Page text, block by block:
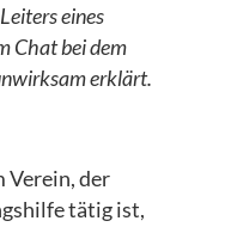
eines
Chat bei dem
erklärt.
Verein, der
tätig ist,